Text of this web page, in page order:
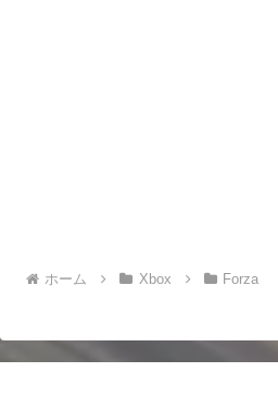
ホーム Xbox Forza